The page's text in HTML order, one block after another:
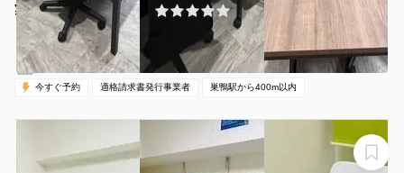
¥880 〜 ¥880 /時間
(0件)
巣鴨駅 徒歩1分 東京都豊島区巣鴨2-5-2 1〜4名
30分〜
営業時間：05:00-24:00（全日）
今すぐ予約 適格請求書発行事業者 巣鴨駅から400m以内
【オールタイム999円❗️】大塚駅徒歩０分！広くてゆった
りできる会議室がオープン❗️❗️